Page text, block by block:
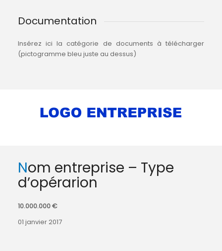
Documentation
Insérez ici la catégorie de documents à télécharger
(pictogramme bleu juste au dessus)
Nom entreprise – Type
d’opérarion
10.000.000 €
01 janvier 2017